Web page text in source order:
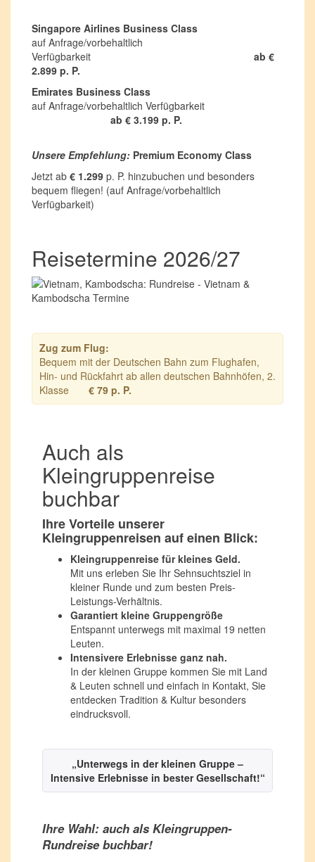
Singapore Airlines Business Class
auf Anfrage/vorbehaltlich
Verfügbarkeit
ab €
2.899 p. P.
Emirates Business Class
auf Anfrage/vorbehaltlich Verfügbarkeit
ab € 3.199 p. P.
Unsere Empfehlung: Premium Economy Class
Jetzt ab € 1.299 p. P. hinzubuchen und besonders
bequem fliegen! (auf Anfrage/vorbehaltlich
Verfügbarkeit)
Reisetermine 2026/27
Zug zum Flug:
Bequem mit der Deutschen Bahn zum Flughafen,
Hin- und Rückfahrt ab allen deutschen Bahnhöfen, 2.
Klasse € 79 p. P.
Auch als
Kleingruppenreise
buchbar
Ihre Vorteile unserer
Kleingruppenreisen auf einen Blick:
Kleingruppenreise für kleines Geld.
Mit uns erleben Sie Ihr Sehnsuchtsziel in
kleiner Runde und zum besten Preis-
Leistungs-Verhältnis.
Garantiert kleine Gruppengröße
Entspannt unterwegs mit maximal 19 netten
Leuten.
Intensivere Erlebnisse ganz nah.
In der kleinen Gruppe kommen Sie mit Land
& Leuten schnell und einfach in Kontakt, Sie
entdecken Tradition & Kultur besonders
eindrucksvoll.
„Unterwegs in der kleinen Gruppe –
Intensive Erlebnisse in bester Gesellschaft!“
Ihre Wahl: auch als Kleingruppen-
Rundreise buchbar!